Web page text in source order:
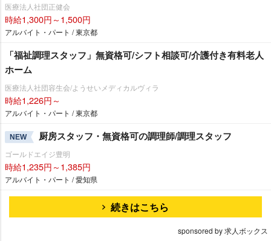
医療法人社団正健会
時給1,300円～1,500円
アルバイト・パート / 東京都
「福祉調理スタッフ」無資格可/シフト相談可/介護付き有料老人
ホーム
医療法人社団容生会/ようせいメディカルヴィラ
時給1,226円～
アルバイト・パート / 東京都
NEW 厨房スタッフ・無資格可の調理師/調理スタッフ
ゴールドエイジ豊明
時給1,235円～1,385円
アルバイト・パート / 愛知県
続きはこちら
sponsored by 求人ボックス